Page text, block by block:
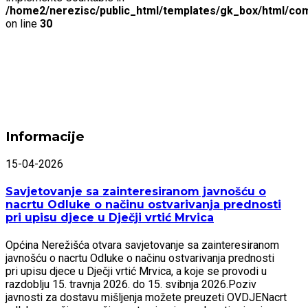
/home2/nerezisc/public_html/templates/gk_box/html/
on line 30
Informacije
15-04-2026
Savjetovanje sa zainteresiranom javnošću o
nacrtu Odluke o načinu ostvarivanja prednosti
pri upisu djece u Dječji vrtić Mrvica
Općina Nerežišća otvara savjetovanje sa zainteresiranom
javnošću o nacrtu Odluke o načinu ostvarivanja prednosti
pri upisu djece u Dječji vrtić Mrvica, a koje se provodi u
razdoblju 15. travnja 2026. do 15. svibnja 2026.Poziv
javnosti za dostavu mišljenja možete preuzeti OVDJENacrt